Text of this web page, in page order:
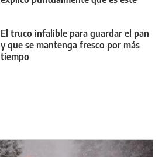
El truco infalible para guardar el pan
y que se mantenga fresco por más
tiempo